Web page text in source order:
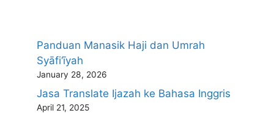
Panduan Manasik Haji dan Umrah
Syāfi‘īyah
January 28, 2026
Jasa Translate Ijazah ke Bahasa Inggris
April 21, 2025